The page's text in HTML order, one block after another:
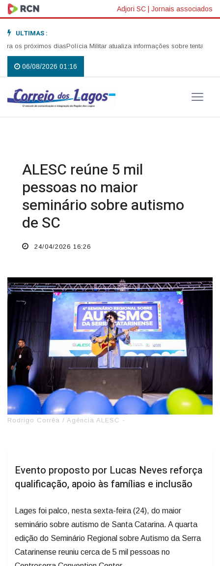
Adjori SC | Jornais associados
ULTIMAS :
os próximos diasPolícia Militar atualiza informações sobre tentativa de
06/08/2026 01:16
ALESC reúne 5 mil
pessoas no maior
seminário sobre autismo
de SC
24/04/2026 16:26
Rodrigo Corrêa / Agência ALESC -
Evento proposto por Lucas Neves reforça
qualificação, apoio às famílias e inclusão
Lages foi palco, nesta sexta-feira (24), do maior
seminário sobre autismo de Santa Catarina. A quarta
edição do Seminário Regional sobre Autismo da Serra
Catarinense reuniu cerca de 5 mil pessoas no